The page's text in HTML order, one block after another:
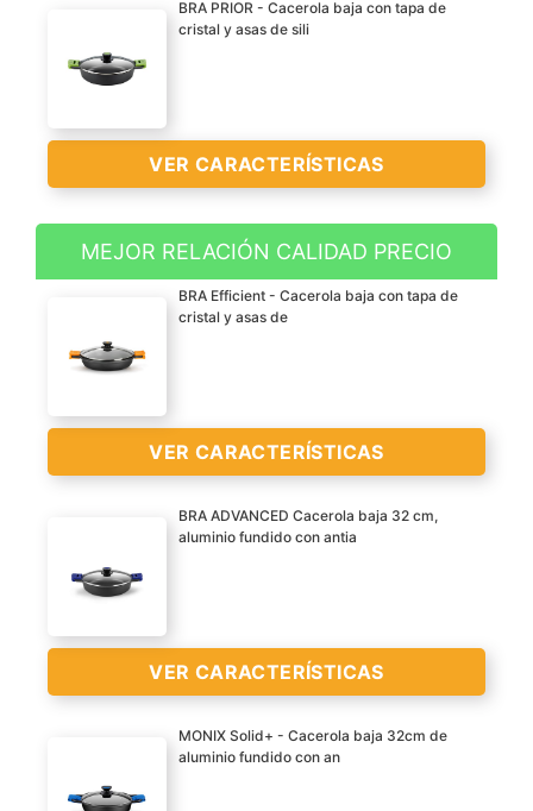
BRA PRIOR - Cacerola baja con tapa de
cristal y asas de sili
VER CARACTERÍSTICAS
Aluminio fundido
Apta para todo tipo de
cocinas, incluido
inducción
máxima calidad tricapa
Fondo difusor uniforme de
energy system)
VER
CARACTERÍSTICAS
>
MEJOR RELACIÓN CALIDAD PRECIO
BRA Efficient - Cacerola baja con tapa de
cristal y asas de
VER CARACTERÍSTICAS
Aluminio fundido
Apta para todo tipo de
Recubrimiento
calidad tricapa Teflon
Platinum Plus sin PFOA
VER
CARACTERÍSTICAS
BRA ADVANCED Cacerola baja 32 cm,
aluminio fundido con antia
VER CARACTERÍSTICAS
Fabricada en aluminio
MONIX Solid+ - Cacerola baja 32cm de
aluminio fundido con an